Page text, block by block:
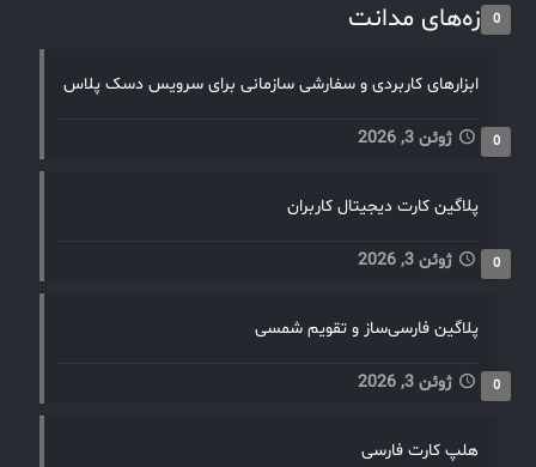
تازه‌های مدانت0
ابزارهای کاربردی و سفارشی سازمانی برای سرویس دسک پلاس
ژوئن 3, 2026 0
پلاگین کارت دیجیتال کاربران
ژوئن 3, 2026 0
پلاگین فارسی‌ساز و تقویم شمسی
ژوئن 3, 2026 0
هلپ کارت فارسی